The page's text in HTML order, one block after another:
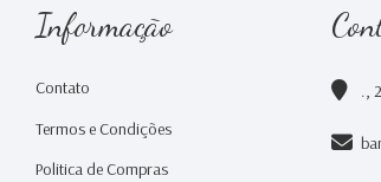
Informação
Contato
Termos e Condições
Politica de Compras
.,